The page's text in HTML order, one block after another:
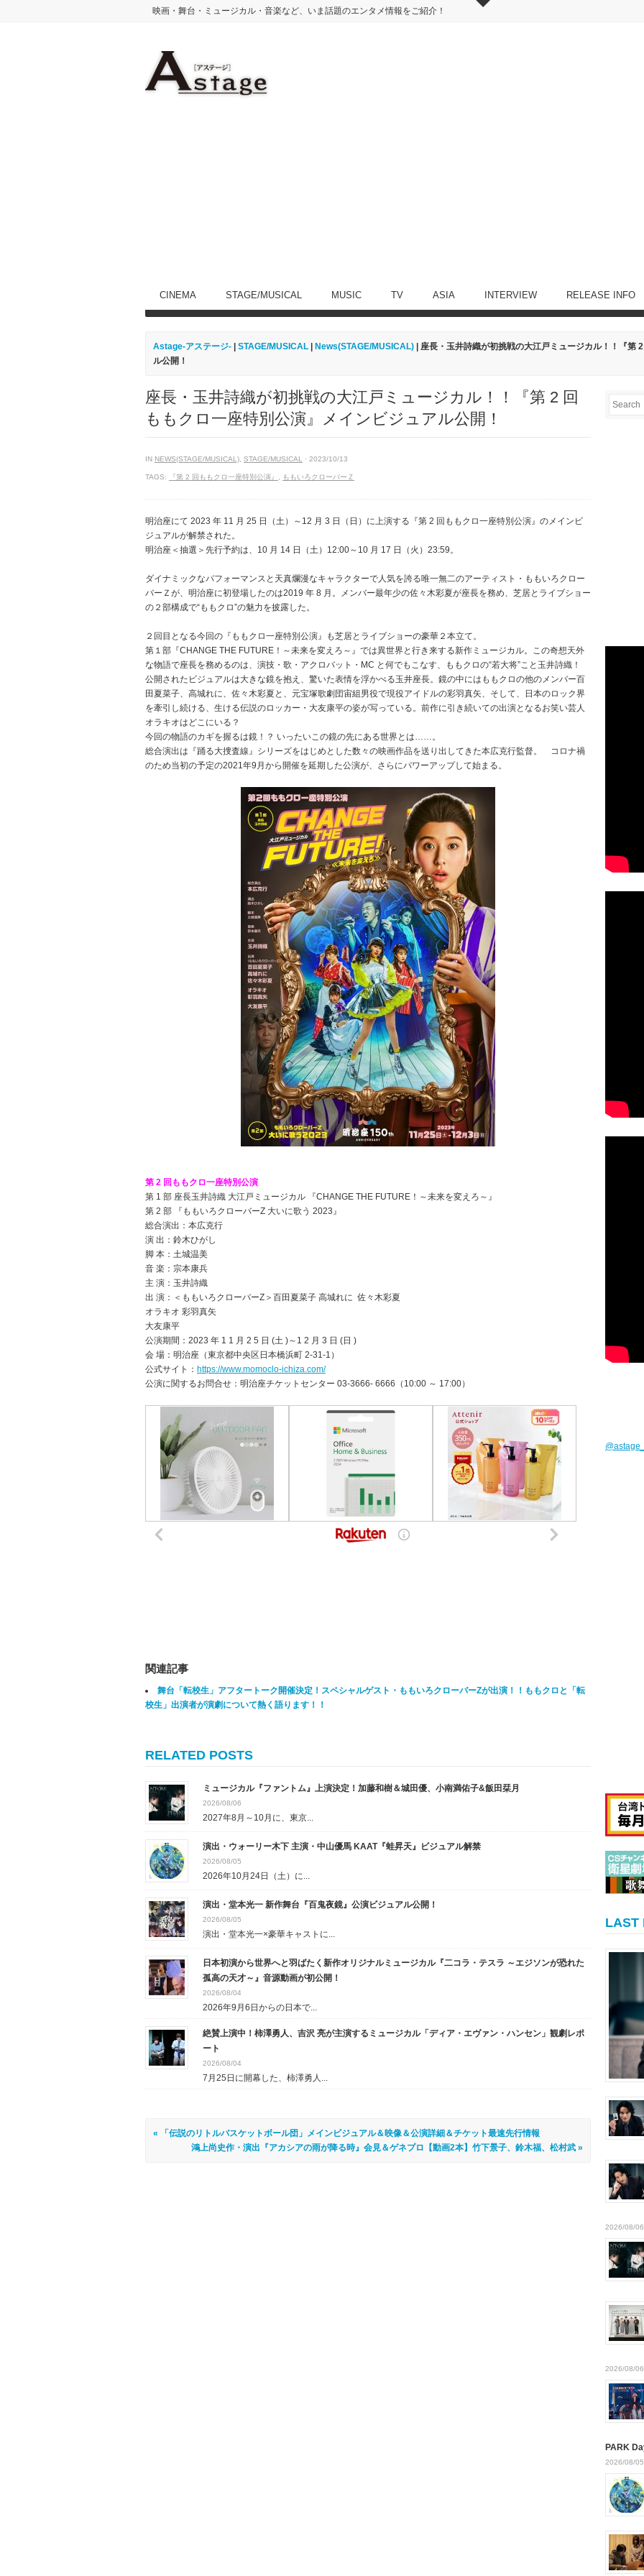
映画・舞台・ミュージカル・音楽など、いま話題のエンタメ情報をご紹介！
CINEMA STAGE/MUSICAL MUSIC TV ASIA INTERVIEW RELEASE INFO
Astage-アステージ- STAGE/MUSICAL News(STAGE/MUSICAL) | 座長・玉井詩織が初挑戦の大江戸ミュージカル！！『第
ル公開！
座長・玉井詩織が初挑戦の大江戸ミュージカル！！『第 2 回
ももクロ一座特別公演』メインビジュアル公開！
IN NEWS(STAGE/MUSICAL) STAGE/MUSICAL · 2023/10/13
TAGS: 『第 2 回ももクロ一座特別公演』 ももいろクローバーＺ
明治座にて 2023 年 11 月 25 日（土）～12 月 3 日（日）に上演する『第 2 回ももクロ一座特別公演』のメインビ
ジュアルが解禁された。
明治座＜抽選＞先行予約は、10 月 14 日（土）12:00～10 月 17 日（火）23:59。
ダイナミックなパフォーマンスと天真爛漫なキャラクターで人気を誇る唯一無二のアーティスト・ももいろクロー
バーＺが、明治座に初登場したのは2019 年 8 月。メンバー最年少の佐々木彩夏が座長を務め、芝居とライブショー
の２部構成で“ももクロ”の魅力を披露した。
２回目となる今回の『ももクロ一座特別公演』も芝居とライブショーの豪華２本立て。
第１部『CHANGE THE FUTURE！～未来を変えろ～』では異世界と行き来する新作ミュージカル。この奇想天外
な物語で座長を務めるのは、演技・歌・アクロバット・MC と何でもこなす、ももクロの“若大将”こと玉井詩織！
公開されたビジュアルは大きな鏡を抱え、驚いた表情を浮かべる玉井座長。鏡の中にはももクロの他のメンバー百
田夏菜子、高城れに、佐々木彩夏と、元宝塚歌劇団宙組男役で現役アイドルの彩羽真矢、そして、日本のロック界
を牽引し続ける、生ける伝説のロッカー・大友康平の姿が写っている。前作に引き続いての出演となるお笑い芸人
オラキオはどこにいる？
今回の物語のカギを握るは鏡！？ いったいこの鏡の先にある世界とは……。
総合演出は『踊る大捜査線』シリーズをはじめとした数々の映画作品を送り出してきた本広克行監督。 コロナ禍
のため当初の予定の2021年9月から開催を延期した公演が、さらにパワーアップして始まる。
第 2 回ももクロ一座特別公演
第 1 部 座長玉井詩織 大江戸ミュージカル 『CHANGE THE FUTURE！～未来を変えろ～』
第 2 部 『ももいろクローバーZ 大いに歌う 2023』
総合演出：本広克行
演 出：鈴木ひがし
脚 本：土城温美
音 楽：宗本康兵
主 演：玉井詩織
出 演：＜ももいろクローバーZ＞百田夏菜子 高城れに 佐々木彩夏
オラキオ 彩羽真矢
大友康平
公演期間：2023 年 1 1 月 2 5 日 (土 )～1 2 月 3 日 (日 )
会 場：明治座（東京都中央区日本橋浜町 2-31-1）
公式サイト： https://www.momoclo-ichiza.com/
公演に関するお問合せ：明治座チケットセンター 03-3666- 6666（10:00 ～ 17:00）
関連記事
舞台「転校生」アフタートーク開催決定！スペシャルゲスト・ももいろクローバーZが出演！！ももクロと「転
校生」出演者が演劇について熱く語ります！！
RELATED POSTS
ミュージカル『ファントム』上演決定！加藤和樹＆城田優、小南満佑子&飯田栞月
2026/08/06
2027年8月～10月に、東京...
演出・ウォーリー木下 主演・中山優馬 KAAT『蛙昇天』ビジュアル解禁
2026/08/05
2026年10月24日（土）に...
演出・堂本光一 新作舞台『百鬼夜鏡』公演ビジュアル公開！
2026/08/05
演出・堂本光一×豪華キャストに...
日本初演から世界へと羽ばたく新作オリジナルミュージカル『二コラ・テスラ ～エジソンが恐れた
孤高の天才～』音源動画が初公開！
2026/08/04
2026年9月6日からの日本で...
絶賛上演中！柿澤勇人、吉沢 亮が主演するミュージカル「ディア・エヴァン・ハンセン」観劇レポ
ート
2026/08/04
7月25日に開幕した、柿澤勇人...
« 「伝説のリトルバスケットボール団」メインビジュアル＆映像＆公演詳細＆チケット最速先行情報
鴻上尚史作・演出『アカシアの雨が降る時』会見＆ゲネプロ【動画2本】竹下景子、鈴木福、松村武 »
LAST
2026/08/06
2026/08/06
PARK
2026/08/05